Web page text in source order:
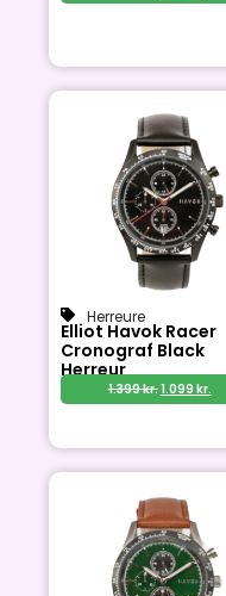
Herreure
Elliot Havok Racer
Cronograf Black
Herreur
1.399kr.1.099 kr.